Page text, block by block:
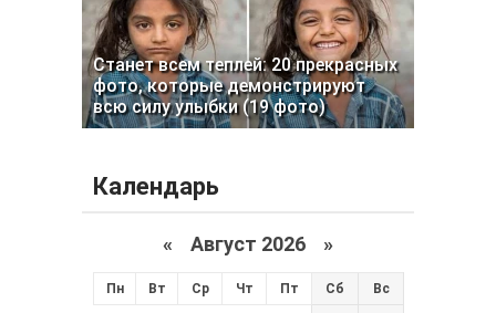
Станет всем теплей: 20 прекрасных
фото, которые демонстрируют
всю силу улыбки (19 фото)
Календарь
« Август 2026 »
Пн Вт Ср Чт Пт Сб Вс